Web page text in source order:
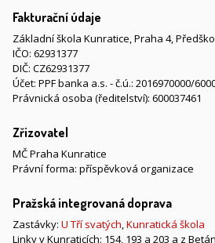
Fakturační údaje
Základní škola Kunratice, Praha 4,
IČO: 62931377
DIČ: CZ62931377
Účet: PPF banka a.s. - č.ú.: 2016970000/
Právnická osoba (ředitelství): 600037461
Zřizovatel
MČ Praha Kunratice
Právní forma: příspěvková organizace
Pražská integrovaná doprava
Zastávky: U Tří svatých,Kunratická škola
Linky v Kunraticích: 154, 193 a 203 a z